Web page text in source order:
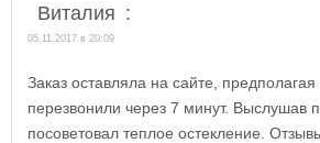
Виталия :
05.11.2017 в 20:09
Заказ оставляла на сайте,
перезвонили через 7 минут.
посоветовал теплое остекление.